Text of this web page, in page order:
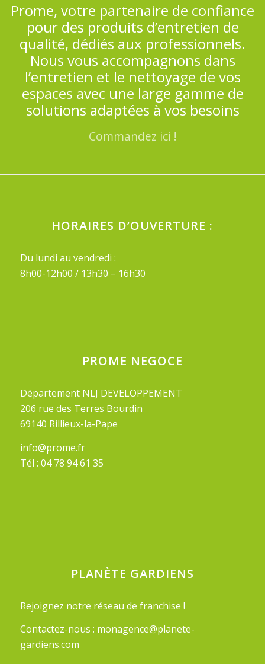
Prome, votre partenaire de confiance
pour des produits d’entretien de
qualité, dédiés aux professionnels.
Nous vous accompagnons dans
l’entretien et le nettoyage de vos
espaces avec une large gamme de
solutions adaptées à vos besoins
Commandez ici !
HORAIRES D’OUVERTURE :
Du lundi au vendredi :
8h00-12h00 / 13h30 – 16h30
PROME NEGOCE
Département NLJ DEVELOPPEMENT
206 rue des Terres Bourdin
69140 Rillieux-la-Pape
info@prome.fr
Tél : 04 78 94 61 35
PLANÈTE GARDIENS
Rejoignez notre réseau de franchise !
Contactez-nous : monagence@planete-
gardiens.com